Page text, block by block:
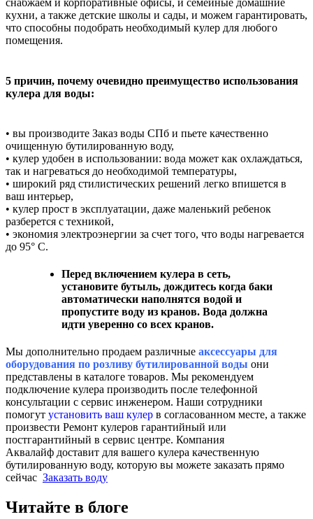
снабжаем и корпоративные офисы, и семейные домашние
кухни, а также детские школы и сады, и можем гарантировать,
что способны подобрать необходимый кулер для любого
помещения.
5 причин, почему очевидно преимущество использования
кулера для воды:
• вы производите Заказ воды СПб и пьете качественно
очищенную бутилированную воду,
• кулер удобен в использовании: вода может как охлаждаться,
так и нагреваться до необходимой температуры,
• широкий ряд стилистических решений легко впишется в
ваш интерьер,
• кулер прост в эксплуатации, даже маленький ребенок
разберется с техникой,
• экономия электроэнергии за счет того, что воды нагревается
до 95° C.
Перед включением кулера в сеть,
установите бутыль, дождитесь когда баки
автоматически наполнятся водой и
пропустите воду из кранов. Вода должна
идти уверенно со всех кранов.
Мы дополнительно продаем различные аксессуары для
оборудования по розливу бутилированной воды они
представлены в каталоге товаров. Мы рекомендуем
подключение кулера производить после телефонной
консультации с сервис инженером. Наши сотрудники
помогут установить ваш кулер в согласованном месте, а также
произвести Ремонт кулеров гарантийный или
постгарантийный в сервис центре. Компания
Аквалайф доставит для вашего кулера качественную
бутилированную воду, которую вы можете заказать прямо
сейчас Заказать воду
Читайте в блоге